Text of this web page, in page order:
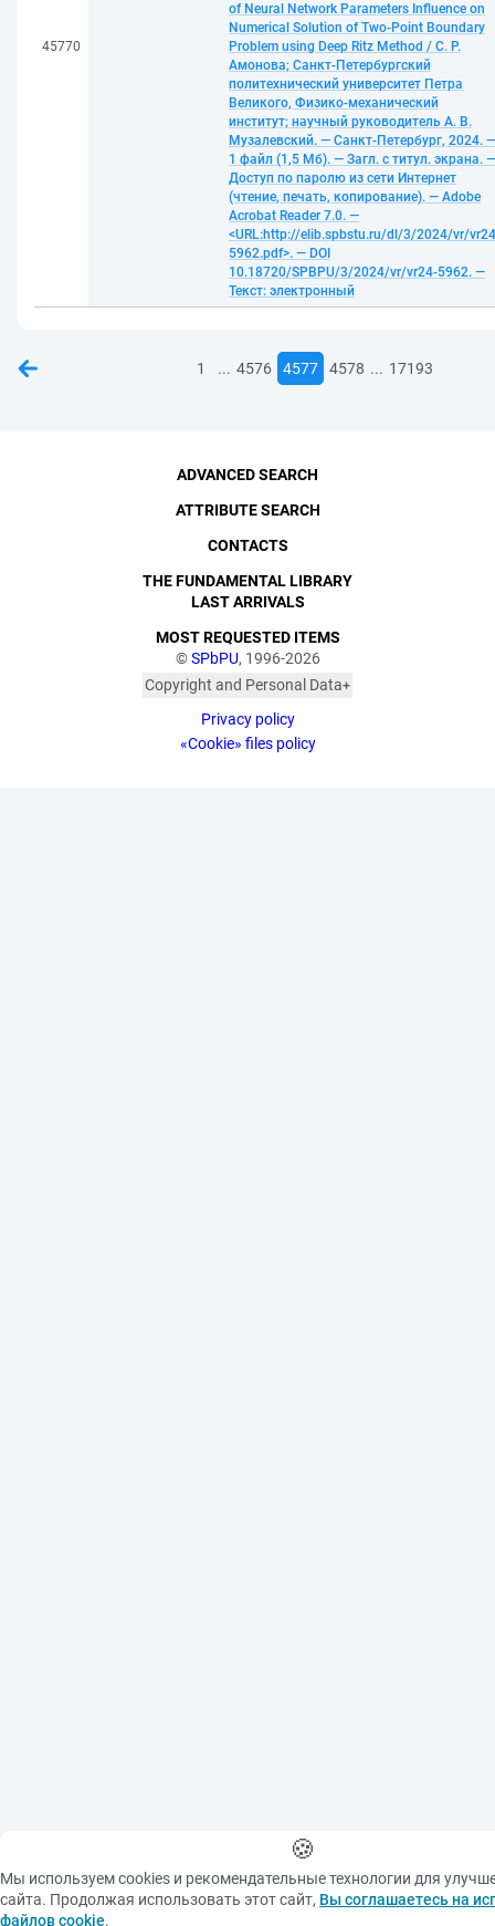
45770
of Neural Network Parameters Influence on
Numerical Solution of Two-Point Boundary
Problem using Deep Ritz Method / С. Р.
Амонова; Санкт-Петербургский
политехнический университет Петра
Великого, Физико-механический
институт; научный руководитель А. В.
Музалевский. — Санкт-Петербург, 2024. —
1 файл (1,5 Мб). — Загл. с титул. экрана. —
Доступ по паролю из сети Интернет
(чтение, печать, копирование). — Adobe
Acrobat Reader 7.0. —
<URL:http://elib.spbstu.ru/dl/3/2024/vr/
5962.pdf>. — DOI
10.18720/SPBPU/3/2024/vr/vr24-5962. —
Текст: электронный
1 ... 4576 4577 4578 ... 17193
©SPbPU, 1996-2026
Copyright and Personal Data
published with the
consent of the individuals
Privacy policy
«Cookie» files policy
ADVANCED SEARCH
ATTRIBUTE SEARCH
CONTACTS
THE FUNDAMENTAL LIBRARY
LAST ARRIVALS
MOST REQUESTED ITEMS
🍪
Мы используем cookies и рекомендательные технологии для
сайта. Продолжая использовать этот сайт, Вы соглашаетесь на
файлов cookie.